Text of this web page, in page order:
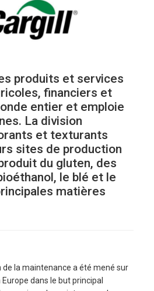
produits et services
financiers et
entier et emploie
La division
et texturants
sites de production
du gluten, des
le blé et le
matières
de la maintenance a été mené sur
dans le but principal